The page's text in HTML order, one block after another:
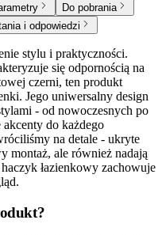
Do pobrania
i odpowiedzi
stylu i praktyczności.
się odpornością na
czerni, ten produkt
Jego uniwersalny design
- od nowoczesnych po
do każdego
na detale - ukryte
montaż, ale również nadają
łazienkowy zachowuje